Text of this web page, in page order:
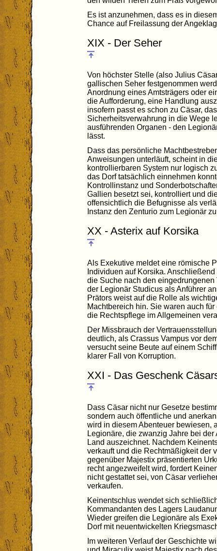
Es ist anzunehmen, dass es in
Chance auf Freilassung der
XIX - Der Seher
Von höchster Stelle (also Julius
gallischen Seher festgenommen
Anordnung eines Amtsträgers oder
die Aufforderung, eine Handlung
insofern passt es schon zu Cäsar,
Sicherheitsverwahrung in die Wege
ausführenden Organen - den
lässt.
Dass das persönliche
Anweisungen unterläuft, scheint in
kontrollierbaren System nur logisch
das Dorf tatsächlich einnehmen
Kontrollinstanz und
Gallien besetzt sei, kontrolliert und
offensichtlich die Befugnisse als
Instanz den Zenturio zum Legionär
XX - Asterix auf Korsika
Als Exekutive meldet eine römische
Individuen auf Korsika.
die Suche nach den
der Legionär Studicus als Anführer
Prätors weist auf die Rolle als
Machtbereich hin. Sie waren auch
die Rechtspflege im Allgemeinen
Der Missbrauch der
deutlich, als Crassus Vampus vor
versucht seine Beute auf einem
klarer Fall von Korruption.
XXI - Das Geschenk
Dass Cäsar nicht nur Gesetze
sondern auch öffentliche und
wird in diesem Abenteuer bewiesen,
Legionäre, die zwanzig Jahre bei
Land auszeichnet. Nachdem
verkauft und die Rechtmäßigkeit der
gegenüber Majestix präsentierten
recht angezweifelt wird, fordert
nicht gestattet sei, von Cäsar
verkaufen.
Keinentschlus wendet sich
Kommandanten des Lagers
Wieder greifen die Legionäre als
Dorf mit neuentwickelten
Im weiteren Verlauf der Geschichte